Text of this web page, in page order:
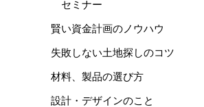
セミナー
賢い資金計画のノウハウ
失敗しない土地探しのコツ
材料、製品の選び方
設計・デザインのこと